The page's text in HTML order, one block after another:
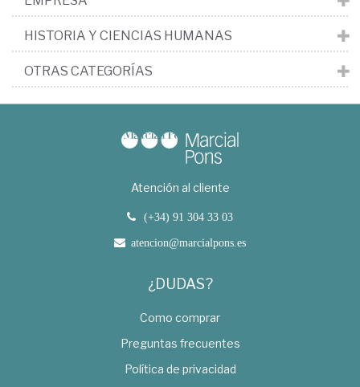
HISTORIA Y CIENCIAS HUMANAS
OTRAS CATEGORÍAS
Atención al cliente
(+34) 91 304 33 03
atencion@marcialpons.es
¿DUDAS?
Como comprar
Preguntas frecuentes
Política de privacidad